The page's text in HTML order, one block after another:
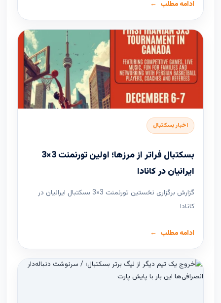
ادامه مطلب
اخبار بسکتبال
بسکتبال فراتر از مرزها؛ اولین تورنمنت 3×3
ایرانیان در کانادا
گزارش برگزاری نخستین تورنمنت 3×3 بسکتبال ایرانیان در
کانادا
ادامه مطلب